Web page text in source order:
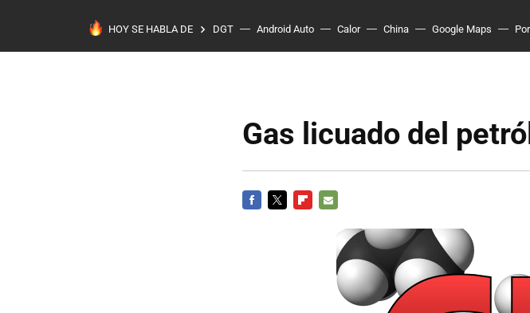
HOY SE HABLA DE DGT Android Auto Calor China Google Maps
Gas licuado del